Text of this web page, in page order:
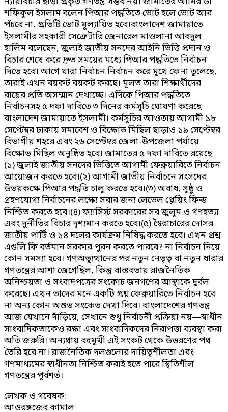
শফিকুল ইসলাম বলেন পিআর পদ্ধতিতে ভোট হলে ভোট আর
পঁচবে না, প্রতিটি ভোট মূল্যায়িত হবে।বাংলাদেশ জামায়াতে
ইসলামীর সহকারী সেক্রেটারি জেনারেল মাওলানা আবদুল
হালিম বলেছেন, জুলাই জাতীয় সনদের আইনি ভিত্তি প্রদান ও
বিচার শেষে করে দ্রুত সময়ের মধ্যে পিআর পদ্ধতিতে নির্বাচন
দিতে হবে। আগে যারা নির্বাচন নির্বাচন করে মুখে ফেনা তুলেছে,
তারাই এখন বয়কট বয়কট করছে। মূলত তারা শিক্ষার্থীদের
রায়ের প্রতি অসম্মান দেখাচ্ছে। এদিকে পিআর পদ্ধতিতে
নির্বাচনসহ ৫ দফা দাবিতে ৩ দিনের কর্মসূচি ঘোষণা করেছে
বাংলাদেশ জামায়াতে ইসলামী। কর্মসূচির আওতায় আগামী ১৮
সেপ্টেম্বর ঢাকায় সমাবেশ ও বিক্ষোভ মিছিল ছাড়াও ১৯ সেপ্টেম্বর
বিভাগীয় শহরে এবং ২৬ সেপ্টেম্বর জেলা-উপজেলা পর্যায়ে
বিক্ষোভ মিছিল অনুষ্ঠিত হবে। জামাতের ৫ দফা দাবিতে রয়েছে
(১) জুলাই জাতীয় সনদের ভিত্তিতে আগামী ফেব্রুয়ারিতে নির্বাচন
আয়োজন করতে হবে।(২) আগামী জাতীয় নির্বাচনে সংসদের
উভয়কক্ষে পিআর পদ্ধতি চালু করতে হবে।(৩) অবাধ, সুষ্ঠু ও
গ্রহণযোগ্য নির্বাচনের লক্ষ্যে সবার জন্য লেভেল প্লেয়িং ফিল্ড
নিশ্চিত করতে হবে।(৪) ফ্যাসিস্ট সরকারের সব জুলুম ও গণহত্যা
এবং দুর্নীতির বিচার দৃশ্যমান করতে হবে।(৫) স্বৈরাচারের দোসর
জাতীয় পার্টি ও ১৪ দলের কার্যক্রম নিষিদ্ধ করতে হবে। এখন প্রশ্ন
এগুলি কি বর্তমান সরকার পুরন করতে পারবে? না নির্বাচন নিয়ে
কোন সমস্যা হবে। গণঅভ্যুত্থানের পর নতুন নেতৃত্ব বা নতুন ধারার
গণতন্ত্রের আশা জেগেছিল, কিন্তু বাস্তবতায় রাজনৈতিক
অনিশ্চয়তা ও সংবাদপত্রের সংকোচ জনগণের আস্থাকে দুর্বল
করেছে। এখন তাদের মনে একটি প্রশ্ন ফেব্রুয়ারিতে নির্বাচন হবে
না অন্য কোন অশুভ সংকেত দেখা দিবে। বাংলাদেশের গণতন্ত্র
আজ যেখানে দাঁড়িয়ে, সেখানে শুধু নির্বাচনী প্রক্রিয়া নয়—স্বাধীন
সাংবাদিকতাকেও রক্ষা এবং সাংবাদিকদের নিরাপত্তা ব্যবস্থা করা
অতি জরুরি। অন্যথায় বহুমুখী এই সংকট থেকে উত্তরণের পথ
তৈরি হবে না। রাজনৈতিক দলগুলোর দায়িত্বশীলতা এবং
গণমাধ্যমের স্বাধীনতা নিশ্চিত করাই হতে পারে স্থিতিশীল
গণতন্ত্রের পূর্বশর্ত।
লেখক ও গবেষক:
আওরঙ্গজেব কামাল